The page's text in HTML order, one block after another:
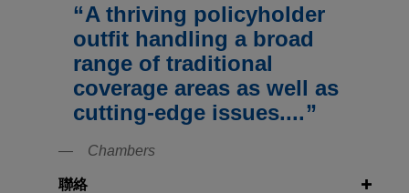
A thriving policyholder
outfit handling a broad
range of traditional
coverage areas as well as
cutting-edge issues....
Chambers
聯絡